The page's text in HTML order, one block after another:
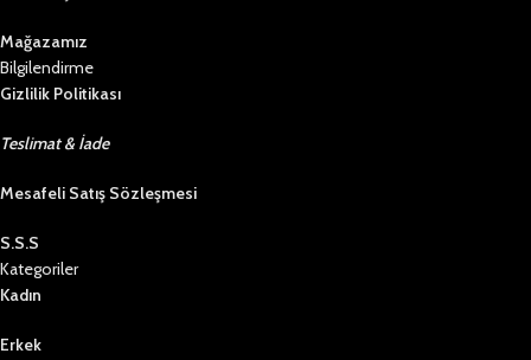
Mağazamız
Bilgilendirme
Gizlilik Politikası
Teslimat & İade
Mesafeli Satış Sözleşmesi
S.S.S
Kategoriler
Kadın
Erkek